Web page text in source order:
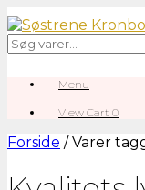
Gå
til
indhold
Søg
efter:
Menu
View
cart
View Cart 0
Forside / Varer